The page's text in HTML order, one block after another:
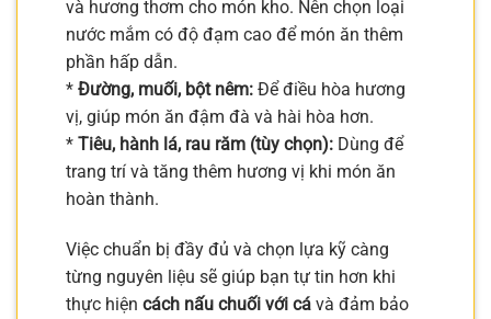
và hương thơm cho món kho. Nên chọn loại
nước mắm có độ đạm cao để món ăn thêm
phần hấp dẫn.
* Đường, muối, bột nêm: Để điều hòa hương
vị, giúp món ăn đậm đà và hài hòa hơn.
* Tiêu, hành lá, rau răm (tùy chọn): Dùng để
trang trí và tăng thêm hương vị khi món ăn
hoàn thành.
Việc chuẩn bị đầy đủ và chọn lựa kỹ càng
từng nguyên liệu sẽ giúp bạn tự tin hơn khi
thực hiện cách nấu chuối với cá và đảm bảo